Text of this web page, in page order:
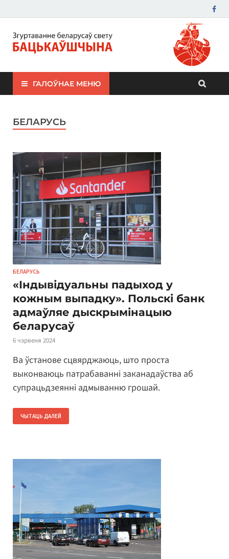
ЗБС "Бацькаўшчына"
ГАЛОЎНАЕ МЕНЮ
БЕЛАРУСЬ
БЕЛАРУСЬ
«Індывідуальны падыход у
кожным выпадку». Польскі банк
адмаўляе дыскрымінацыю
беларусаў
6 чэрвеня 2024
Ва ўстанове сцвярджаюць, што проста
выконваюць патрабаванні заканадаўства аб
супрацьдзеянні адмыванню грошай.
ЧЫТАЦЬ ДАЛЕЙ